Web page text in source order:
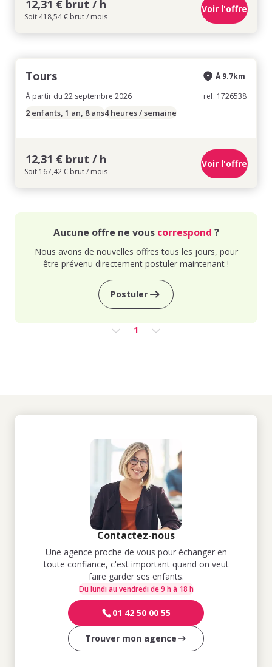
12,31 € brut / h
Soit 418,54 € brut / mois
Voir l'offre
Tours
À partir du 22 septembre 2026
À 9.7km
ref. 1726538
2 enfants, 1 an, 8 ans4 heures / semaine
12,31 € brut / h
Soit 167,42 € brut / mois
Voir l'offre
Aucune offre ne vous correspond ?
Nous avons de nouvelles offres tous les jours, pour
être prévenu directement postuler maintenant !
Postuler
1
Contactez-nous
Une agence proche de vous pour échanger en
toute confiance, c'est important quand on veut
faire garder ses enfants.
Du lundi au vendredi de 9 h à 18 h
01 42 50 00 55
Trouver mon agence